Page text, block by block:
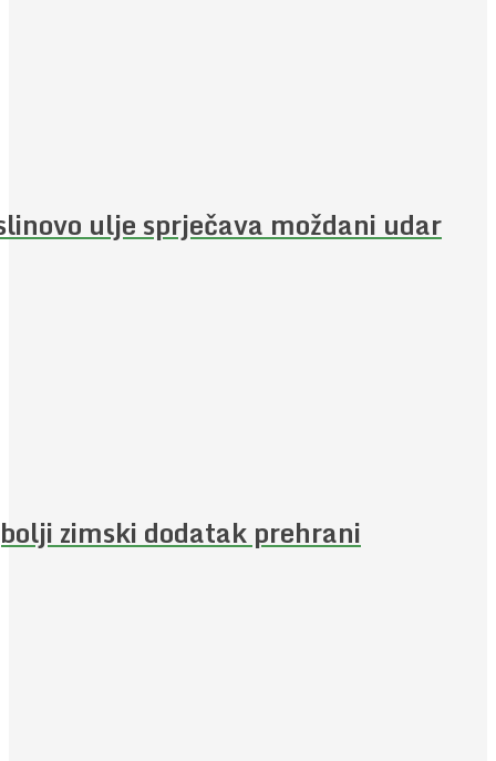
ulje sprječava moždani udar
zimski dodatak prehrani